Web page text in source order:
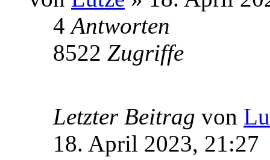
4Antworten
8522 Zugriffe
Letzter Beitrag von
18. April 2023, 21:27